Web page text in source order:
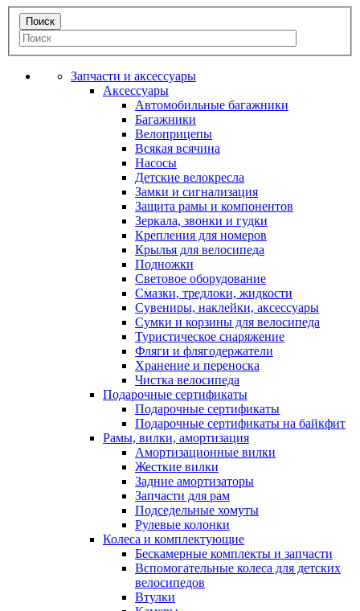
Запчасти и аксессуары
Аксессуары
Автомобильные багажники
Багажники
Велоприцепы
Всякая всячина
Насосы
Детские велокресла
Замки и сигнализация
Защита рамы и компонентов
Зеркала, звонки и гудки
Крепления для номеров
Крылья для велосипеда
Подножки
Световое оборудование
Смазки, тредлоки, жидкости
Сувениры, наклейки, аксессуары
Сумки и корзины для велосипеда
Туристическое снаряжение
Фляги и флягодержатели
Хранение и переноска
Чистка велосипеда
Подарочные сертификаты
Подарочные сертификаты
Подарочные сертификаты на байкфит
Рамы, вилки, амортизация
Амортизационные вилки
Жесткие вилки
Задние амортизаторы
Запчасти для рам
Подседельные хомуты
Рулевые колонки
Колеса и комплектующие
Бескамерные комплекты и запчасти
Вспомогательные колеса для детских
велосипедов
Втулки